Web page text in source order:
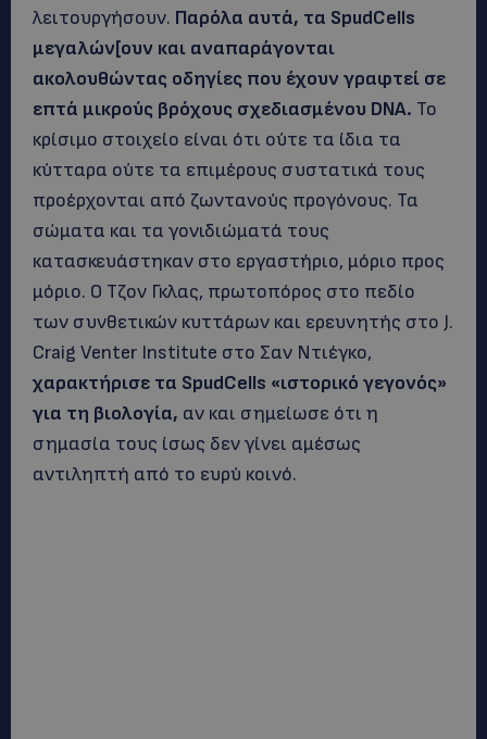
λειτουργήσουν. Παρόλα αυτά, τα SpudCells
μεγαλών[ουν και αναπαράγονται
ακολουθώντας οδηγίες που έχουν γραφτεί σε
επτά μικρούς βρόχους σχεδιασμένου DNA. Το
κρίσιμο στοιχείο είναι ότι ούτε τα ίδια τα
κύτταρα ούτε τα επιμέρους συστατικά τους
προέρχονται από ζωντανούς προγόνους. Τα
σώματα και τα γονιδιώματά τους
κατασκευάστηκαν στο εργαστήριο, μόριο προς
μόριο. Ο Τζον Γκλας, πρωτοπόρος στο πεδίο
των συνθετικών κυττάρων και ερευνητής στο J.
Craig Venter Institute στο Σαν Ντιέγκο,
χαρακτήρισε τα SpudCells «ιστορικό γεγονός»
για τη βιολογία, αν και σημείωσε ότι η
σημασία τους ίσως δεν γίνει αμέσως
αντιληπτή από το ευρύ κοινό.